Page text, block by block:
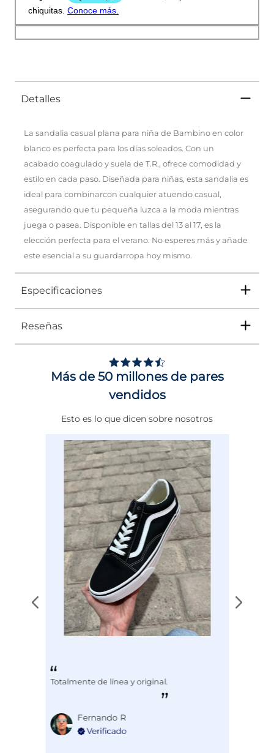
Detalles
La sandalia casual plana para niña de Bambino en color
blanco es perfecta para los días soleados. Con un
acabado coagulado y suela de T.R., ofrece comodidad y
estilo en cada paso. Diseñada para niñas, esta sandalia es
ideal para combinarcon cualquier atuendo casual,
asegurando que tu pequeña luzca a la moda mientras
juega o pasea. Disponible en tallas del 13 al 17, es la
elección perfecta para el verano. No esperes más y añade
este esencial a su guardarropa hoy mismo.
Especificaciones
Tipo
Género Niña
DE 0 A 4 cms
NORMAL
BLANCO
Reseñas
Más de 50 millones de pares
vendidos
Esto es lo que dicen sobre nosotros
Totalmente de línea y original.
Fernando R